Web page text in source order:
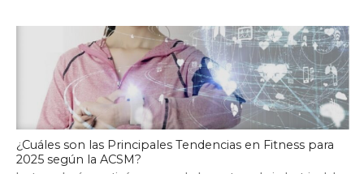
¿Cuáles son las Principales Tendencias en Fitness para
2025 según la ACSM?